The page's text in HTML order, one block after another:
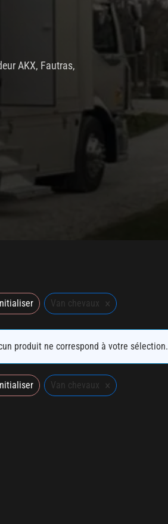
AKX, Fautras,
Van chevaux ×
produit ne correspond à votre sélection.
Van chevaux ×